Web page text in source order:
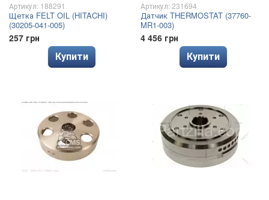
Артикул: 188291
Щетка FELT OIL (HITACHI)
(30205-041-005)
257 грн
Купити
Артикул: 231694
Датчик THERMOSTAT (37760-
MR1-003)
4 456 грн
Купити